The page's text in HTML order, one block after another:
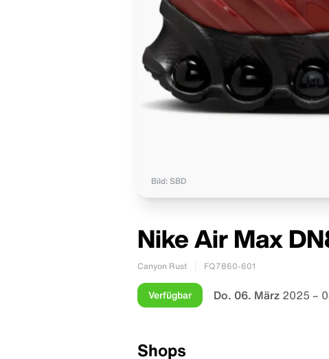
Bild: SBD
Nike Air Max
Canyon Rust FQ7860-601
Verfügbar Do. 06. März 2025 –
Shops